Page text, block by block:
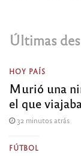
Últimas
HOY PAÍS
Murió una
el que
32 minutos atrás
FÚTBOL